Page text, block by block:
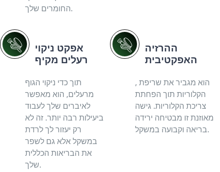
החומרים שלך.
אפקט ניקוי
רעלים מקיף
תוך כדי ניקוי הגוף
מרעלים, הוא מאפשר
לאיברים שלך לעבוד
ביעילות רבה יותר. זה לא
רק יעזור לך לרדת
במשקל אלא גם לשפר
את הבריאות הכללית
שלך.
ההרזיה
האפקטיבית
, הוא מגביר את שריפת
הקלוריות תוך הפחתת
צריכת הקלוריות. גישה
מאוזנת זו מבטיחה ירידה
בריאה וקבועה במשקל.